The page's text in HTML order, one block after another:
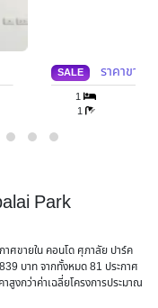
ตร.ม.
Park
ศขายใน คอนโด ศุภาลัย ปาร์ค
บาท จากทั้งหมด 81 ประกาศ
งกว่าค่าเฉลี่ยโครงการประมาณ